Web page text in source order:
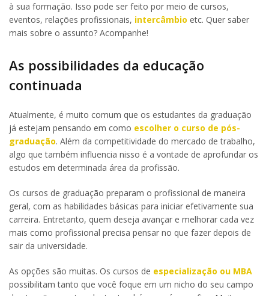
à sua formação. Isso pode ser feito por meio de cursos,
eventos, relações profissionais, intercâmbio etc. Quer saber
mais sobre o assunto? Acompanhe!
As possibilidades da educação
continuada
Atualmente, é muito comum que os estudantes da graduação
já estejam pensando em como escolher o curso de pós-
graduação. Além da competitividade do mercado de trabalho,
algo que também influencia nisso é a vontade de aprofundar os
estudos em determinada área da profissão.
Os cursos de graduação preparam o profissional de maneira
geral, com as habilidades básicas para iniciar efetivamente sua
carreira. Entretanto, quem deseja avançar e melhorar cada vez
mais como profissional precisa pensar no que fazer depois de
sair da universidade.
As opções são muitas. Os cursos de especialização ou MBA
possibilitam tanto que você foque em um nicho do seu campo